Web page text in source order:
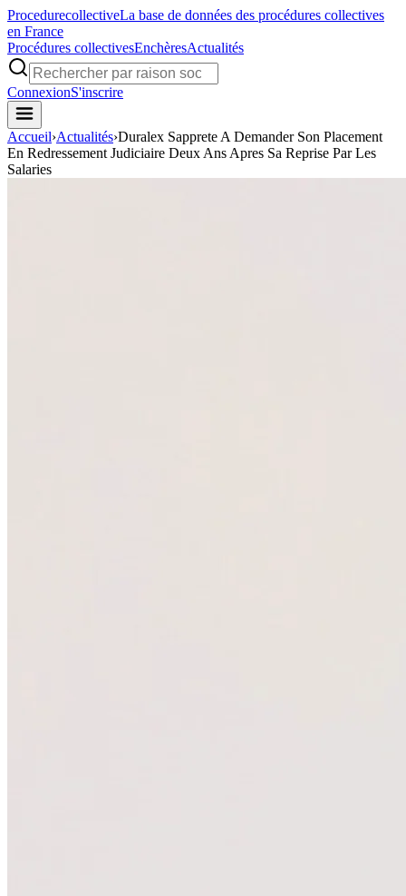
ProcedurecollectiveLa base de données des procédures collectives
en France
Procédures collectivesEnchèresActualités
ConnexionS'inscrire
Accueil›Actualités›Duralex Sapprete A Demander Son Placement
En Redressement Judiciaire Deux Ans Apres Sa Reprise Par Les
Salaries